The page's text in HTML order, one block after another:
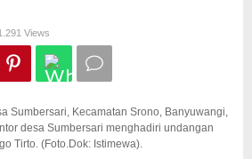
Dusun
Views
Sumbersari, Kecamatan Srono, Banyuwangi,
desa Sumbersari menghadiri undangan
Tirto. (Foto.Dok: Istimewa).